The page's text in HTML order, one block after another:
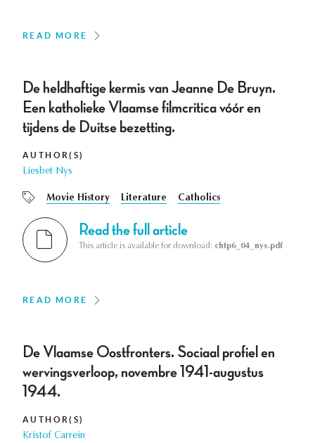
READ MORE
De heldhaftige kermis van Jeanne De Bruyn.
Een katholieke Vlaamse filmcritica vóór en
tijdens de Duitse bezetting.
AUTHOR(S)
Liesbet Nys
Movie History Literature Catholics
Read the full article
This article is available for download: chtp6_04_nys.pdf
READ MORE
De Vlaamse Oostfronters. Sociaal profiel en
wervingsverloop, novembre 1941-augustus
1944.
AUTHOR(S)
Kristof Carrein